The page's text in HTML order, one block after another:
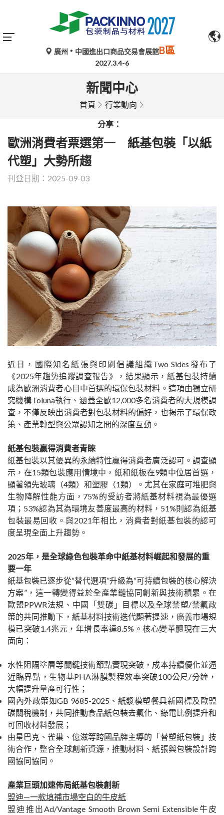
廣州 中國進出口商品交易會展館B區
2027.3.4-6
新聞中心
首頁 行業動向
分享：
歐洲消費者票選第一 紙基包裝「以紙
代塑」大勢所趨
刊登日期：2025-09-03
近日，國際知名紙張與印刷倡議組織Two Sides發布了
《2025年趨勢追蹤調查報告》，結果顯示，紙基包裝持續
成為歐洲消費者心目中首選的環保包裝材料。這項由獨立研
究機構Toluna執行、涵蓋全歐12,000多名消費者的大規模調
查，不僅反映出消費者對包裝材料的偏好，也揭示了環保政
策、產業轉型與公眾認知之間的深度互動。
紙基包裝贏得消費者青睞
紙基包裝以其優異的永續特性贏得消費者廣泛認可。調查顯
示，在15類包裝應用情境中，紙和紙板在9類中位居首選，
顯著領先玻璃（4類）和塑膠（1類）。尤其在家庭可堆肥與
生物降解性能方面，75%的受訪者將紙基材料視為最優選
項；53%認為其為環境友善度最高的材料，51%則認為紙基
包裝最易回收。與2021年相比，消費者對紙基包裝的認可
度呈現全面上升趨勢。
2025年，是全球綠色包裝革命中紙基材料崛起和發展的重
要一年
紙基包裝已逐步從“替代選項”升級為“可持續包裝的核心解決
方案”，這一轉變得益於全產業鏈協同創新與技術積累。在
歐盟PPWR法規、中國「雙碳」目標以及全球禁塑/禁氟政
策的共同推動下，紙基材料技術迭代顯著提速，廣義市場規
模已突破1.4兆元，年增長率達8.5%。核心變革體現在三大
面向：
水性阻隔塗層等關鍵技術節點實現突破，成本持續優化並逼
近臨界點，生物基PHA淋膜製程效率突破100公尺/分鐘，
大幅提升量產可行性；
國內外政策如GB 9685-2025、紙漿模塑餐具新國標及歐盟
碳關稅機制，共同推動食品紙包裝去氟化、綠電比例提升和
可回收材料發展；
由星巴克、雀巢、億滋等跨國品牌主導的「替塑紙包裝」技
術合作，整合全球創新資源，推動材料、紙張與包裝設計跨
國協同協同。
產業巨頭加速佈局紙基包裝創新
盟迪—一款填補市場空白的牛皮紙
盟迪推出Ad/Vantage Smooth Brown Semi Extensible牛皮